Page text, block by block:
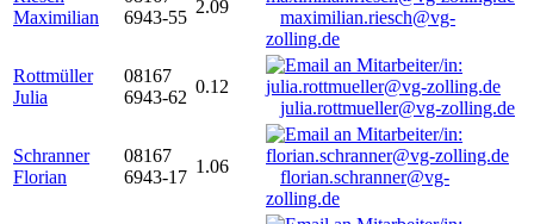
Maximilian
6943-55
2.09
maximilian.riesch@vg-
zolling.de
Rottmüller
Julia
08167
6943-62
0.12
julia.rottmueller@vg-zolling.de
Schranner
Florian
08167
6943-17
1.06
florian.schranner@vg-
zolling.de